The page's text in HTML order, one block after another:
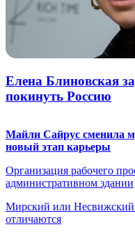
Елена Блиновская
покинуть Россию
Майли Сайрус сменила
новый этап карьеры
Организация рабочего
административном здании
Мирский или Несвижский
отличаются